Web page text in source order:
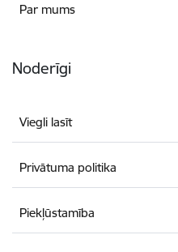
Par mums
Noderīgi
Viegli lasīt
Privātuma politika
Piekļūstamība